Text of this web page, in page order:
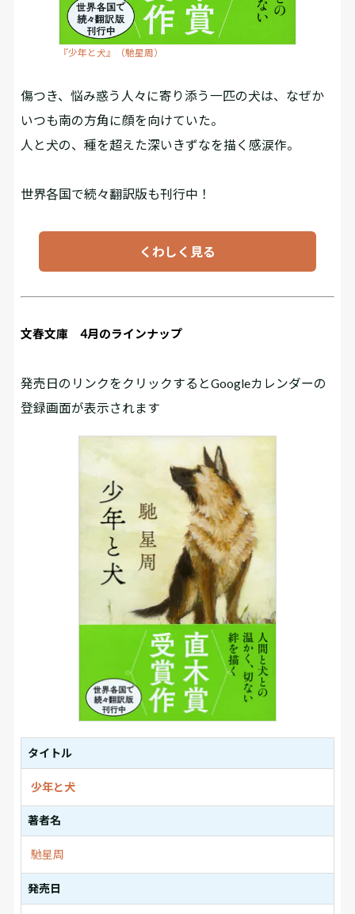
『少年と犬』（馳星周）
傷つき、悩み惑う人々に寄り添う一匹の犬は、なぜか
いつも南の方角に顔を向けていた。
人と犬の、種を超えた深いきずなを描く感涙作。
世界各国で続々翻訳版も刊行中！
くわしく見る
文春文庫 4月のラインナップ
発売日のリンクをクリックするとGoogleカレンダーの
登録画面が表示されます
タイトル
少年と犬
著者名
馳星周
発売日